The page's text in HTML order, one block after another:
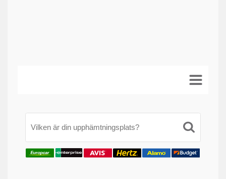
Vilken är din upphämtningsplats?